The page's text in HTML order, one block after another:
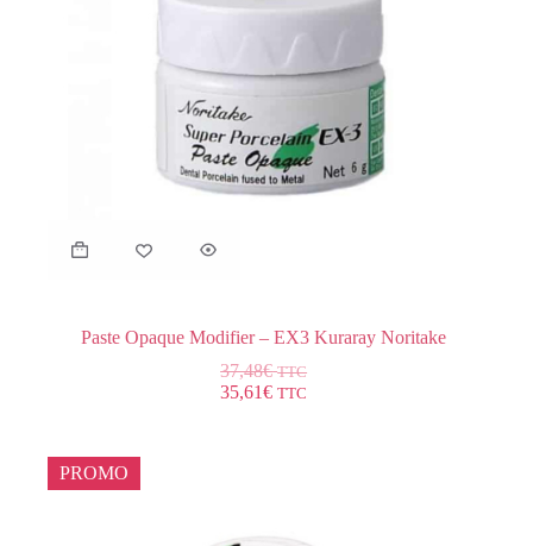
Paste Opaque Modifier – EX3 Kuraray Noritake
37,48€ TTC
35,61€ TTC
PROMO